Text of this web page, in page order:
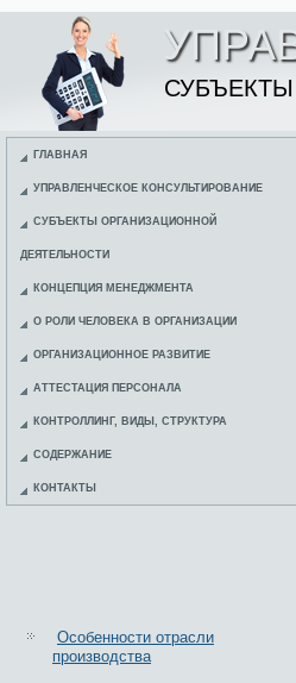
ГЛАВНАЯ
УПРАВЛЕНЧЕСКОЕ КОНСУЛЬТИРОВАНИЕ
СУБЪЕКТЫ ОРГАНИЗАЦИОННОЙ
ДЕЯТЕЛЬНОСТИ
КОНЦЕПЦИЯ МЕНЕДЖМЕНТА
О РОЛИ ЧЕЛОВЕКА В ОРГАНИЗАЦИИ
ОРГАНИЗАЦИОННОЕ РАЗВИТИЕ
АТТЕСТАЦИЯ ПЕРСОНАЛА
КОНТРОЛЛИНГ, ВИДЫ, СТРУКТУРА
СОДЕРЖАНИЕ
КОНТАКТЫ
Особенности отрасли
производства